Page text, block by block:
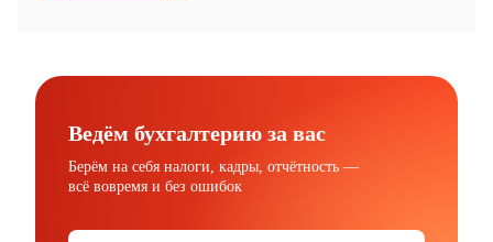
Ведём бухгалтерию за вас
Берём на себя налоги, кадры, отчётность —
всё вовремя и без ошибок